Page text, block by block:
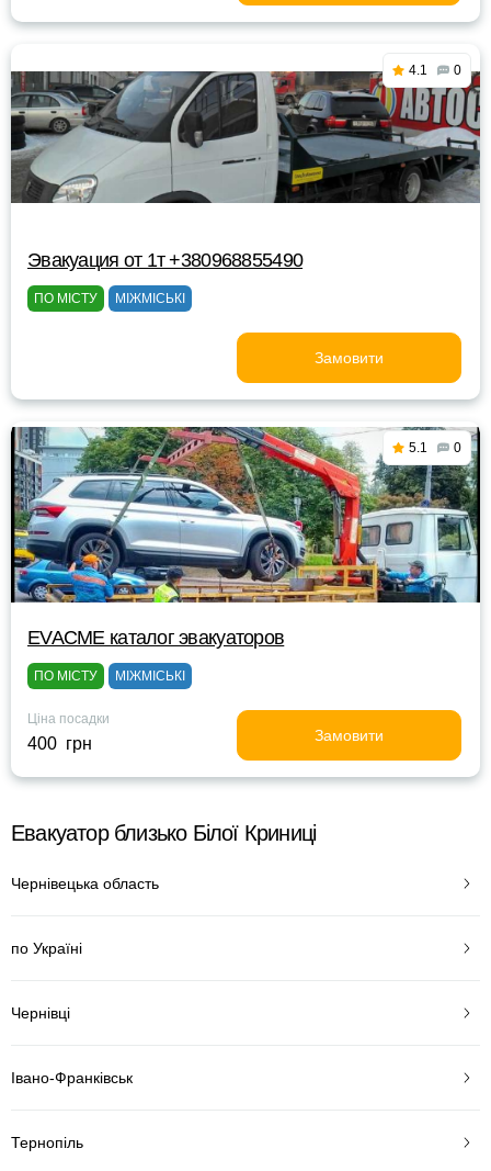
4.1 0
Эвакуация от 1т +380968855490
ПО МІСТУ МІЖМІСЬКІ
Замовити
5.1 0
EVACME каталог эвакуаторов
ПО МІСТУ МІЖМІСЬКІ
Ціна посадки
400 грн Замовити
Евакуатор близько Білої Криниці
Чернівецька область
по Україні
Чернівці
Івано-Франківськ
Тернопіль